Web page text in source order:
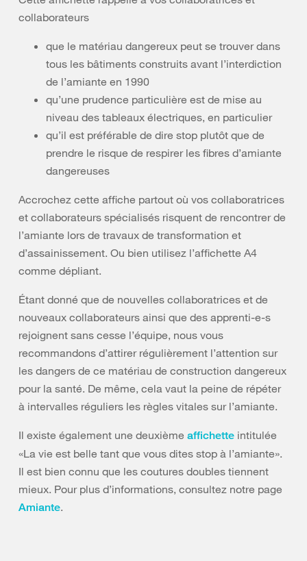
collaborateurs
que le matériau dangereux peut se trouver dans
tous les bâtiments construits avant l’interdiction
de l’amiante en 1990
qu’une prudence particulière est de mise au
niveau des tableaux électriques, en particulier
qu’il est préférable de dire stop plutôt que de
prendre le risque de respirer les fibres d’amiante
dangereuses
Accrochez cette affiche partout où vos collaboratrices
et collaborateurs spécialisés risquent de rencontrer de
l’amiante lors de travaux de transformation et
d’assainissement. Ou bien utilisez l’affichette A4
comme dépliant.
Étant donné que de nouvelles collaboratrices et de
nouveaux collaborateurs ainsi que des apprenti-e-s
rejoignent sans cesse l’équipe, nous vous
recommandons d’attirer régulièrement l’attention sur
les dangers de ce matériau de construction dangereux
pour la santé. De même, cela vaut la peine de répéter
à intervalles réguliers les règles vitales sur l’amiante.
Il existe également une deuxième affichette intitulée
«La vie est belle tant que vous dites stop à l’amiante».
Il est bien connu que les coutures doubles tiennent
mieux. Pour plus d’informations, consultez notre page
Amiante.